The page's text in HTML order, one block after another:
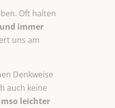
Oft halten
immer
uns am
Denkweise
auch keine
leichter